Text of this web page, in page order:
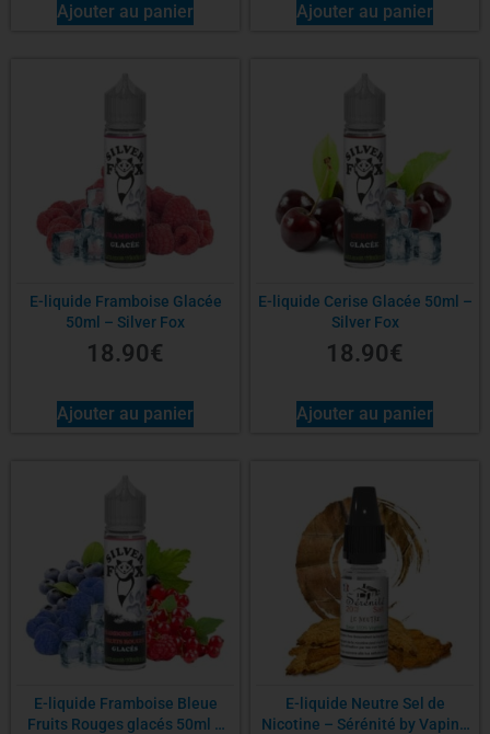
Sel de nicotine
Ajouter au panier Ajouter au panier
E-liquide Framboise Glacée
50ml – Silver Fox
18.90€
Ajouter au panier
E-liquide Cerise Glacée 50ml –
Silver Fox
18.90€
Ajouter au panier
E-liquide Framboise Bleue
Fruits Rouges glacés 50ml –
E-liquide Neutre Sel de
Nicotine – Sérénité by Vaping